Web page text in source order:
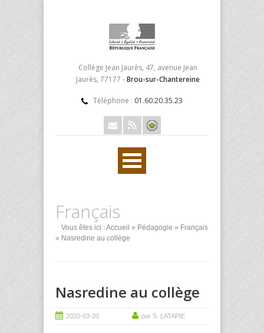
Collège Jean Jaurès, 47, avenue Jean
Jaurès, 77177 -Brou-sur-Chantereine
Téléphone : 01.60.20.35.23
Français
Vous êtes ici :Accueil » Pédagogie » Français
» Nasredine au collège
Nasredine au collège
2020-03-20 par S. LATAPIE